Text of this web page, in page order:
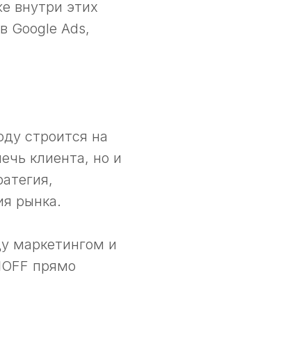
внутри этих
Google Ads,
строится на
клиента, но и
рынка.
маркетингом и
прямо